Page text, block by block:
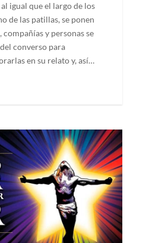
igual que el largo de los
de las patillas, se ponen
compañías y personas se
converso para
en su relato y, así…